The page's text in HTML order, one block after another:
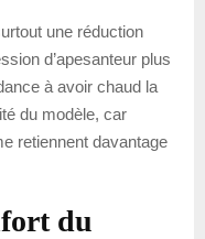
une réduction
d’apesanteur plus
à avoir chaud la
du modèle, car
retiennent davantage
du